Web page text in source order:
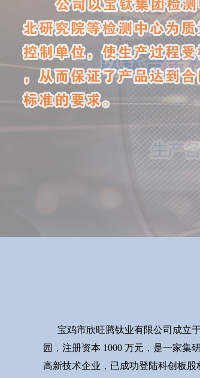
宝鸡市欣旺腾钛业有限公司成立于
园，注册资本 1000 万元，是一家集
高新技术企业，已成功登陆科创板股